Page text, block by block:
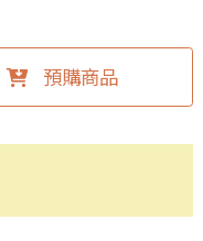
預購商品